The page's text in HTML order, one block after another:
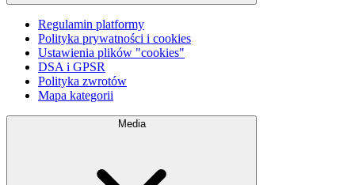
Regulamin platformy
Polityka prywatności i cookies
Ustawienia plików "cookies"
DSA i GPSR
Polityka zwrotów
Mapa kategorii
Media